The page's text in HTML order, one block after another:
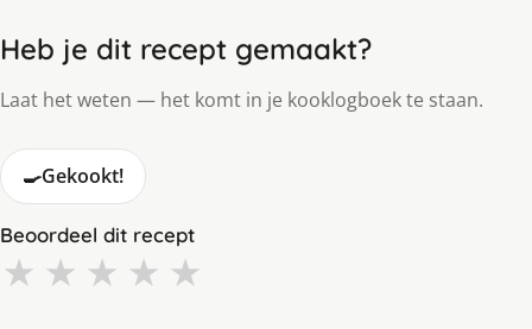
Heb je dit recept gemaakt?
Laat het weten — het komt in je kooklogboek te staan.
🍳Gekookt!
Beoordeel dit recept
★ ★ ★ ★ ★